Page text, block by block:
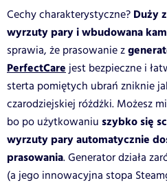
Cechy charakterystyczne? Duży
wyrzuty pary i wbudowana
sprawia, że prasowanie z
PerfectCarejest bezpieczne i
sterta pomiętych ubrań zniknie
czarodziejskiej różdżki. Możesz
bo po użytkowaniu szybko się
wyrzuty pary automatycznie
prasowania. Generator działa
(a jego innowacyjna stopa